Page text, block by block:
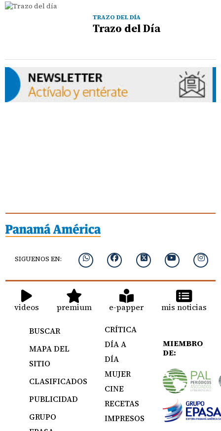
TRAZO DEL DÍA
Trazo del Día
SIGUENOS EN:
videos premium e-papper mis noticias
BUSCAR
MAPA DEL
SITIO
CLASIFICADOS
PUBLICIDAD
GRUPO
CRÍTICA
DÍA A
DÍA
MUJER
CINE
RECETAS
IMPRESOS
MIEMBRO
DE: